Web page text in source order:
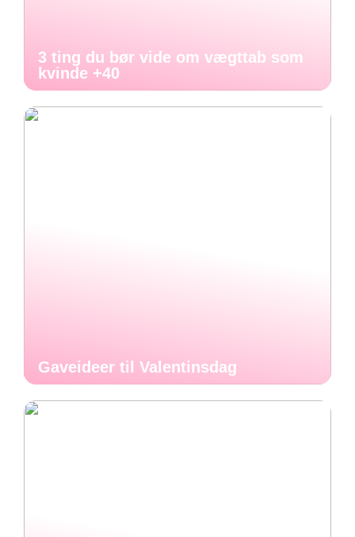
3 ting du bør vide om vægttab som
kvinde +40
Gaveideer til Valentinsdag